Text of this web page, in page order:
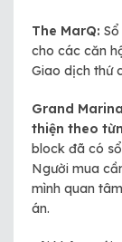
The MarQ:
cho các căn
Giao dịch thứ
Grand
thiện theo
block đã có
Người mua
mình quan
án.